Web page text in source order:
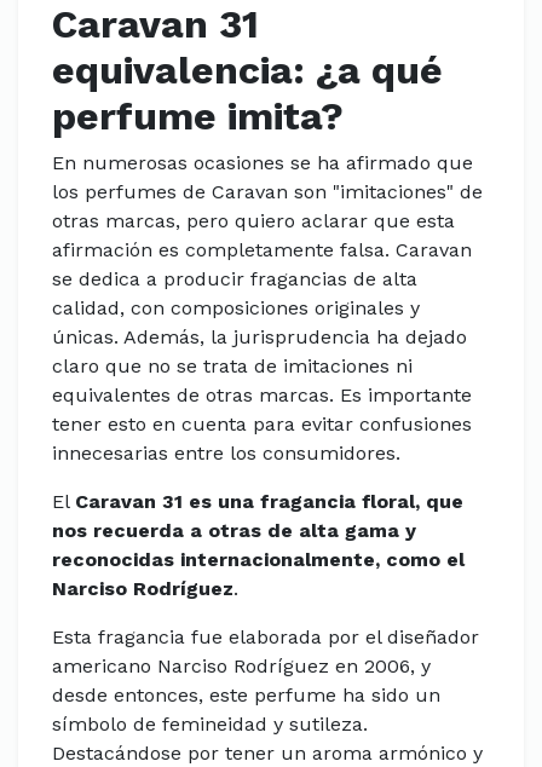
Caravan 31
equivalencia: ¿a qué
perfume imita?
En numerosas ocasiones se ha afirmado que
los perfumes de Caravan son "imitaciones" de
otras marcas, pero quiero aclarar que esta
afirmación es completamente falsa. Caravan
se dedica a producir fragancias de alta
calidad, con composiciones originales y
únicas. Además, la jurisprudencia ha dejado
claro que no se trata de imitaciones ni
equivalentes de otras marcas. Es importante
tener esto en cuenta para evitar confusiones
innecesarias entre los consumidores.
El Caravan 31 es una fragancia floral, que
nos recuerda a otras de alta gama y
reconocidas internacionalmente, como el
Narciso Rodríguez.
Esta fragancia fue elaborada por el diseñador
americano Narciso Rodríguez en 2006, y
desde entonces, este perfume ha sido un
símbolo de femineidad y sutileza.
Destacándose por tener un aroma armónico y